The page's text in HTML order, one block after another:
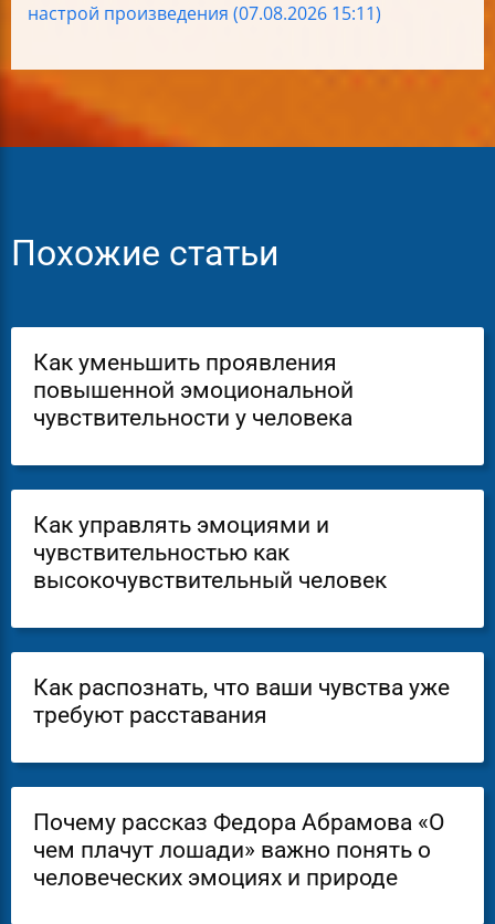
настрой произведения (07.08.2026 15:11)
Похожие статьи
Как уменьшить проявления
повышенной эмоциональной
чувствительности у человека
Как управлять эмоциями и
чувствительностью как
высокочувствительный человек
Как распознать, что ваши чувства уже
требуют расставания
Почему рассказ Федора Абрамова «О
чем плачут лошади» важно понять о
человеческих эмоциях и природе